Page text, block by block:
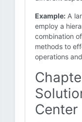
Example: A
employ a
combination
methods to
operations
Center